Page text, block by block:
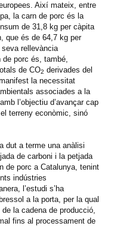
Així mateix, entre
la carn de porc és la
de 31,8 kg per càpita
que és de 64,7 kg per
rellevància
porc és, també,
de CO2 derivades del
la necessitat
associades a la
l’objectiu d’avançar cap
terreny econòmic, sinó
dut a terme una anàlisi
de carboni i la petjada
de porc a Catalunya, tenint
indústries
l’estudi s’ha
a la porta, per la qual
la cadena de producció,
fins al processament de